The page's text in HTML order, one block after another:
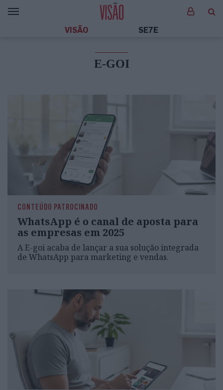
VISÃO SE7E
E-GOI
CONTEÚDO PATROCINADO
WhatsApp é o canal de aposta para
as empresas em 2025
A E-goi acaba de lançar a sua solução integrada
de WhatsApp para marketing e vendas.